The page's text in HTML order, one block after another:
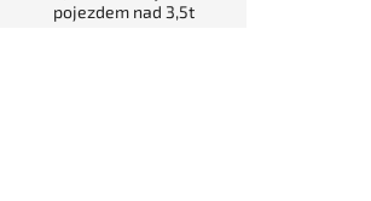
pojezdem nad 3,5t